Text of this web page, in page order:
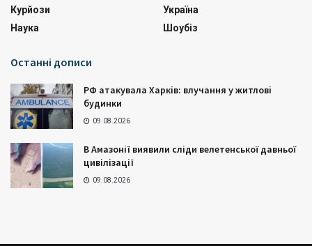
Курйози
Наука
Україна
Шоубіз
Останні дописи
РФ атакувала Харків: влучання у житлові
будинки
09.08.2026
В Амазонії виявили сліди велетенської давньої
цивілізації
09.08.2026